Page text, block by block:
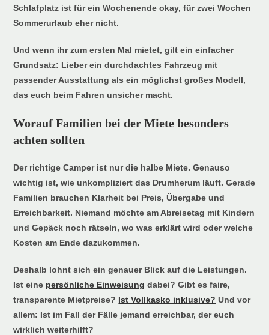
Schlafplatz ist für ein Wochenende okay, für zwei Wochen
Sommerurlaub eher nicht.
Und wenn ihr zum ersten Mal mietet, gilt ein einfacher
Grundsatz: Lieber ein durchdachtes Fahrzeug mit
passender Ausstattung als ein möglichst großes Modell,
das euch beim Fahren unsicher macht.
Worauf Familien bei der Miete besonders
achten sollten
Der richtige Camper ist nur die halbe Miete. Genauso
wichtig ist, wie unkompliziert das Drumherum läuft. Gerade
Familien brauchen Klarheit bei Preis, Übergabe und
Erreichbarkeit. Niemand möchte am Abreisetag mit Kindern
und Gepäck noch rätseln, wo was erklärt wird oder welche
Kosten am Ende dazukommen.
Deshalb lohnt sich ein genauer Blick auf die Leistungen.
Ist eine persönliche Einweisung dabei? Gibt es faire,
transparente Mietpreise? Ist Vollkasko inklusive? Und vor
allem: Ist im Fall der Fälle jemand erreichbar, der euch
wirklich weiterhilft?